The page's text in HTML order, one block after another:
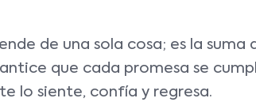
de una sola cosa; es la
que cada promesa se
lo siente, confía y regresa.